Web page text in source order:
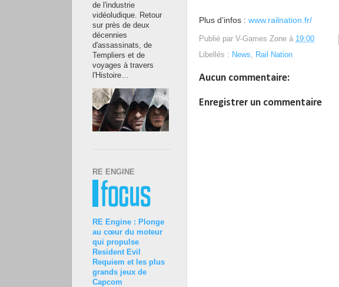
Plus d’infos : www.railnation.fr/
Publié par V-Games Zone à 19:00
Libellés : News Rail Nation
Aucun commentaire:
Enregistrer un commentaire
de l'industrie
vidéoludique. Retour
sur près de deux
décennies
d'assassinats, de
Templiers et de
voyages à travers
l'Histoire…
RE ENGINE
RE Engine : Plonge
au cœur du moteur
qui propulse
Resident Evil
Requiem et les plus
grands jeux de
Capcom